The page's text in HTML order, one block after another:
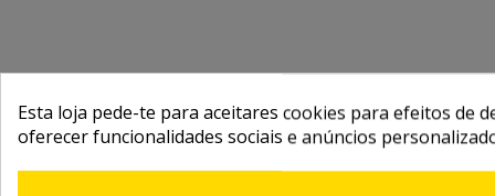
Esta loja pede-te para aceitares cookies para efeitos de
oferecer funcionalidades sociais e anúncios